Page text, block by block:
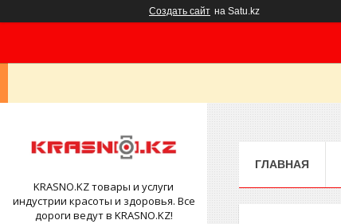
Создать сайт на Satu.kz
KRASNO.KZ товары и услуги
индустрии красоты и здоровья. Все
дороги ведут в KRASNO.KZ!
ГЛАВНАЯ